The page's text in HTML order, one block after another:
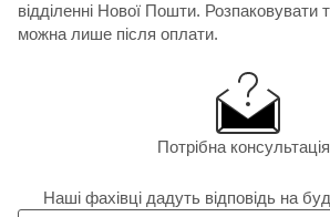
відділенні Нової Пошти. Розпаковувати
можна лише після оплати.
Потрібна
Наші фахівці дадуть відповідь на